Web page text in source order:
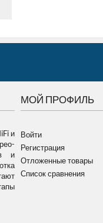
и
и
МОЙ ПРОФИЛЬ
Войти
Регистрация
Отложенные товары
Список сравнения